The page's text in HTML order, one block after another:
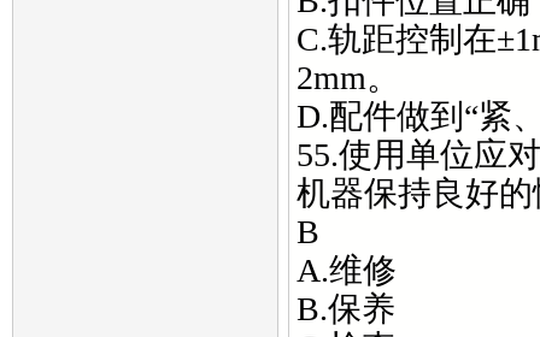
C.轨距控制在
2mm。
D.配件做到“紧
55.使用单位应
机器保持良好
B
A.维修
B.保养